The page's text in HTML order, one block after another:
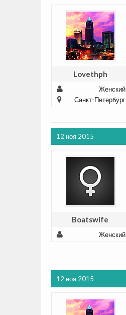
Lovethph
Женский
Санкт-Петербург
12 ноя 2015
Boatswife
Женский
12 ноя 2015